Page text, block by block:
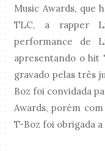
Music Awards, que
TLC, a rapper
performance de
apresentando o hit
gravado pelas três
Boz foi convidada
Awards, porém
T-Boz foi obrigada